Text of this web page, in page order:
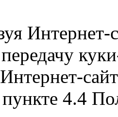
Интернет-
передачу
пункте 4.4